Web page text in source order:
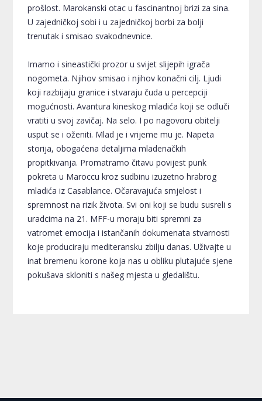
prošlost. Marokanski otac u fascinantnoj brizi za sina.
U zajedničkoj sobi i u zajedničkoj borbi za bolji
trenutak i smisao svakodnevnice.
Imamo i sineastički prozor u svijet slijepih igrača
nogometa. Njihov smisao i njihov konačni cilj. Ljudi
koji razbijaju granice i stvaraju čuda u percepciji
mogućnosti. Avantura kineskog mladića koji se odluči
vratiti u svoj zavičaj. Na selo. I po nagovoru obitelji
usput se i oženiti. Mlad je i vrijeme mu je. Napeta
storija, obogaćena detaljima mladenačkih
propitkivanja. Promatramo čitavu povijest punk
pokreta u Maroccu kroz sudbinu izuzetno hrabrog
mladića iz Casablance. Očaravajuća smjelost i
spremnost na rizik života. Svi oni koji se budu susreli s
uradcima na 21. MFF-u moraju biti spremni za
vatromet emocija i istančanih dokumenata stvarnosti
koje produciraju mediteransku zbilju danas. Uživajte u
inat bremenu korone koja nas u obliku plutajuće sjene
pokušava skloniti s našeg mjesta u gledalištu.